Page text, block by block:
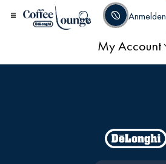
Anmelden
/ Mein AccountMy Account